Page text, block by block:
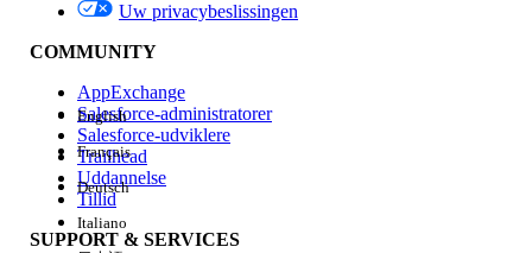
Version
Experience
Uw privacybeslissingen
COMMUNITY
AppExchange
Salesforce-administratorer
Salesforce-udviklere
Trailhead
Uddannelse
Tillid
SUPPORT & SERVICES
English
Français
Deutsch
Italiano